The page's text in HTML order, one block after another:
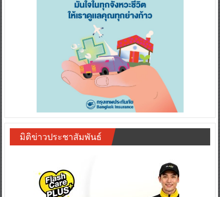
มิติข่าวประชาสัมพันธ์